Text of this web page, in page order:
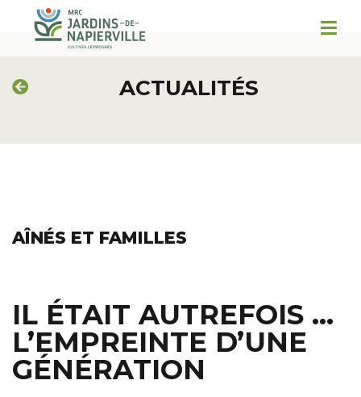
ACTUALITÉS
AÎNÉS ET FAMILLES
IL ÉTAIT AUTREFOIS …
L’EMPREINTE D’UNE
GÉNÉRATION